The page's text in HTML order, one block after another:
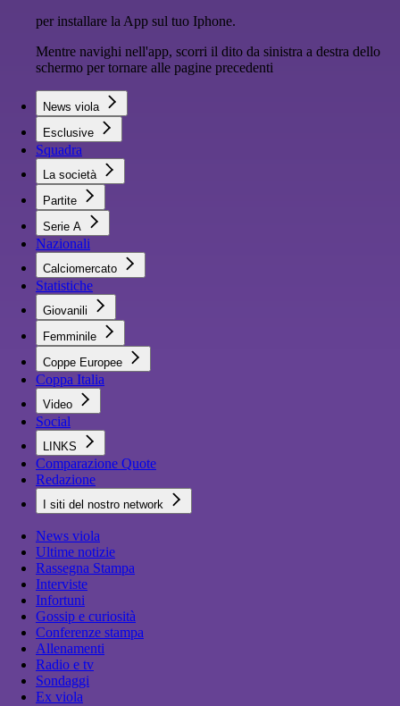
per installare la App sul tuo Iphone.
Mentre navighi nell'app, scorri il dito da sinistra a destra dello
schermo per tornare alle pagine precedenti
News viola
Esclusive
Squadra
La società
Partite
Serie A
Nazionali
Calciomercato
Statistiche
Giovanili
Femminile
Coppe Europee
Coppa Italia
Video
Social
LINKS
Comparazione Quote
Redazione
I siti del nostro network
News viola
Ultime notizie
Rassegna Stampa
Interviste
Infortuni
Gossip e curiosità
Conferenze stampa
Allenamenti
Radio e tv
Sondaggi
Ex viola